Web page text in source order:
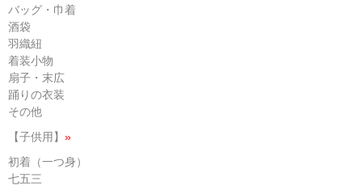
バッグ・巾着
酒袋
羽織紐
着装小物
扇子・末広
踊りの衣装
その他
【子供用】 »
初着（一つ身）
七五三